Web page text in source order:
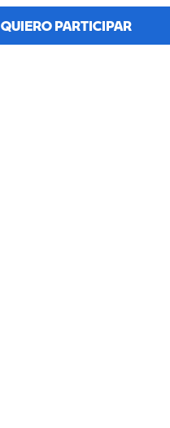
QUIERO PARTICIPAR